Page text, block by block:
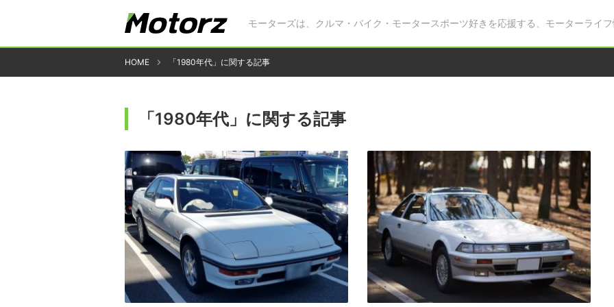
モーターズは、クルマ・バイク・モータースポーツ好きを応援する、モーターライフ
HOME 「1980年代」に関する記事
「1980年代」に関する記事